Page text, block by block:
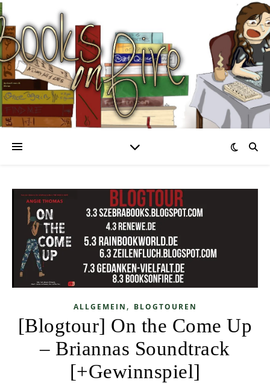
ALLGEMEIN , BLOGTOUREN
[Blogtour] On the Come Up
– Briannas Soundtrack
[+Gewinnspiel]